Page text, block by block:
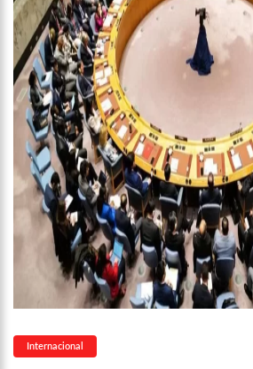
12:24 Vídeo de Zezé di Camargo
lamentam: “Luto”
11:43 Postos serão fiscalizados para
diz ministro
11:24 Campanha intensifica combate à
11:10 Constituição e Lei Maria da Penha
idioma indígena
11:04 Sine Manaus oferta 167 vagas de
feira, 18/5
10:49 Wilson Lima anuncia implantação
atender crianças e adolescentes
13:24 Dia Mundial da Hipertensão:
prevenção e tratamento
13:19
Professores do AM entram em
salarial de 25%
Troup Caprichoso e Corpo de Dança
Internacional